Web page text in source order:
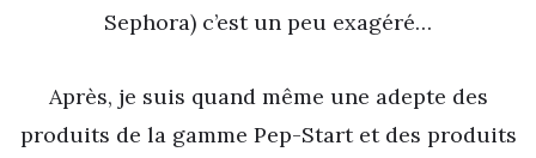
Sephora) c’est un peu exagéré…
Après, je suis quand même une adepte des
produits de la gamme Pep-Start et des produits